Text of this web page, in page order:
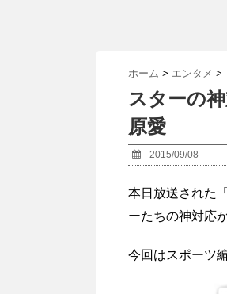
ホーム > エンタメ >
スターの
原愛
2015/09/08
本日放送された
ーたちの神対応
今回はスポーツ